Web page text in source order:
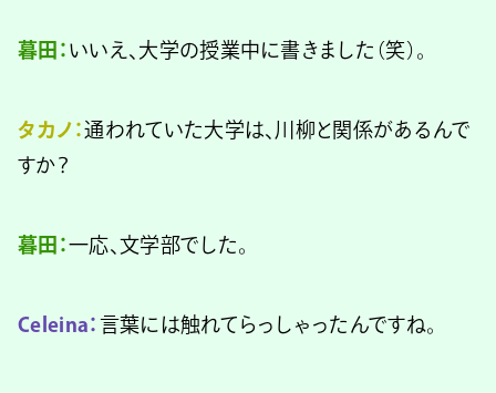
暮田： いいえ、大学の授業中に書きました（笑）。
タカノ：通われていた大学は、川柳と関係があるんで
すか？
暮田：一応、文学部でした。
Celeina： 言葉には触れてらっしゃったんですね。